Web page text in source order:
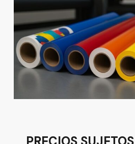
León
Sucursal
Av del Astillero 129 Centro
Guanajuato
Tel:(477) 776 8994